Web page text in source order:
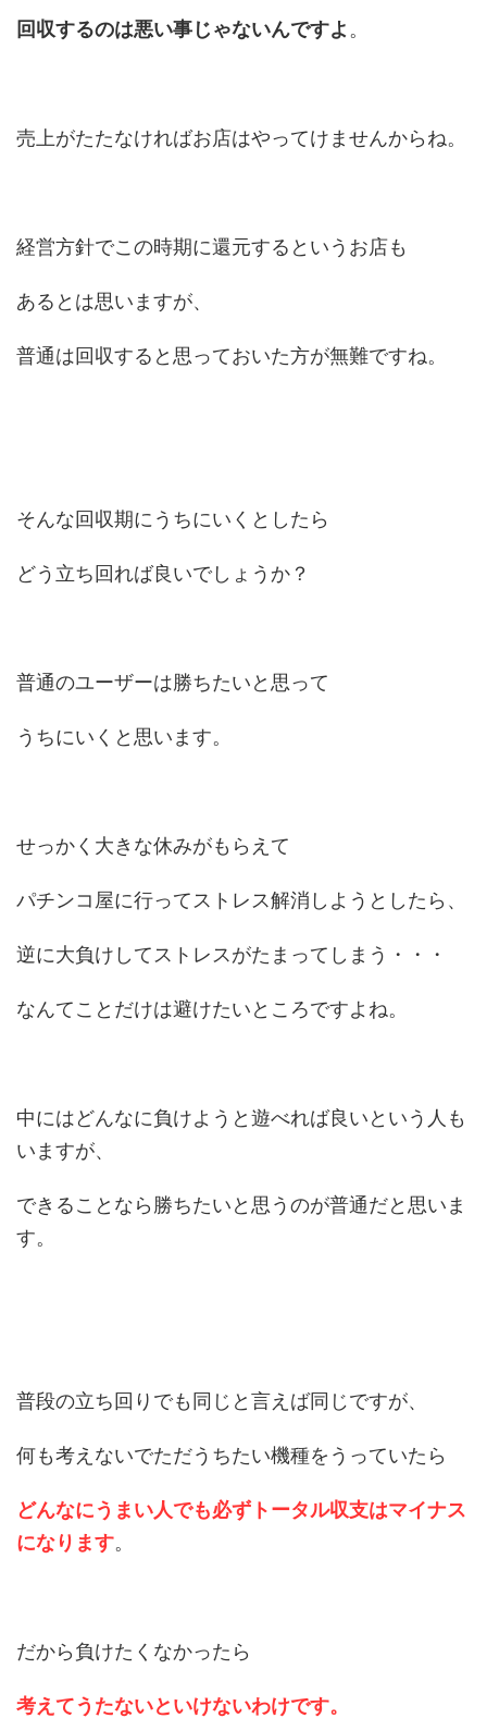
回収するのは悪い事じゃないんですよ 。
売上がたたなければお店はやってけませんからね。
経営方針でこの時期に還元するというお店も
あるとは思いますが、
普通は回収すると思っておいた方が無難ですね。
そんな回収期にうちにいくとしたら
どう立ち回れば良いでしょうか？
普通のユーザーは勝ちたいと思って
うちにいくと思います。
せっかく大きな休みがもらえて
パチンコ屋に行ってストレス解消しようとしたら、
逆に大負けしてストレスがたまってしまう・・・
なんてことだけは避けたいところですよね。
中にはどんなに負けようと遊べれば良いという人も
いますが、
できることなら勝ちたいと思うのが普通だと思いま
す。
普段の立ち回りでも同じと言えば同じですが、
何も考えないでただうちたい機種をうっていたら
どんなにうまい人でも必ずトータル収支はマイナス
になります。
だから負けたくなかったら
考えてうたないといけないわけです。